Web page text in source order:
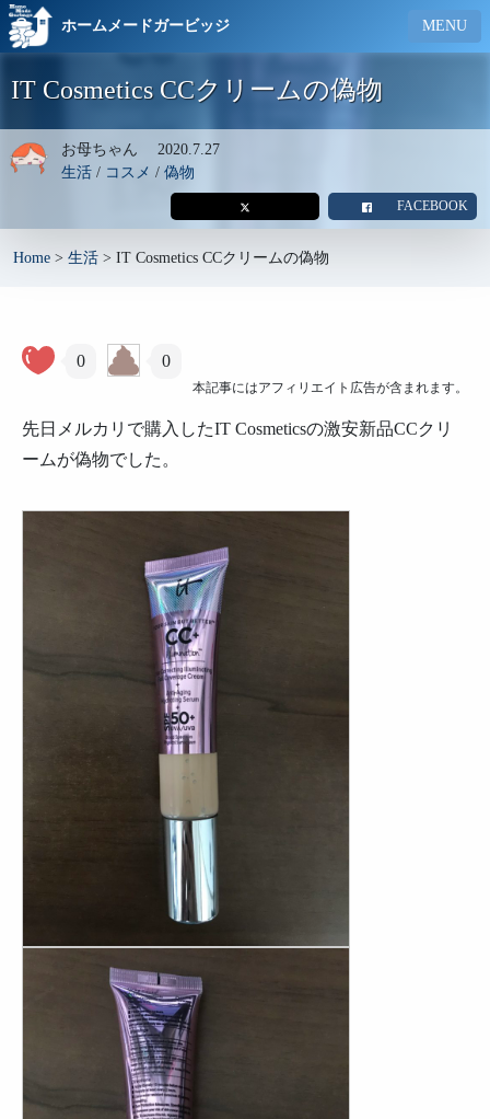
ホームメードガービッジ MENU
IT Cosmetics CCクリームの偽物
お母ちゃん 2020.7.27
生活 / コスメ / 偽物
FACEBOOK
Home > 生活 > IT Cosmetics CCクリームの偽物
本記事にはアフィリエイト広告が含まれます。
0 0
先日メルカリで購入したIT Cosmeticsの激安新品CCクリ
ームが偽物でした。